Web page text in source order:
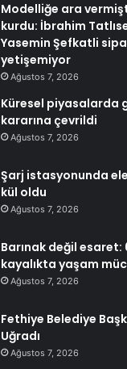
Modelliğe ara
kurdu: İbrahim
Yasemin Şefkatli
yetişemiyor
Ağustos 7, 2026
Küresel piyasalarda
kararına çevrildi
Ağustos 7, 2026
Şarj istasyonunda
kül oldu
Ağustos 7, 2026
Barınak değil
kayalıkta yaşam
Ağustos 7, 2026
Fethiye Belediye
Uğradı
Ağustos 7, 2026